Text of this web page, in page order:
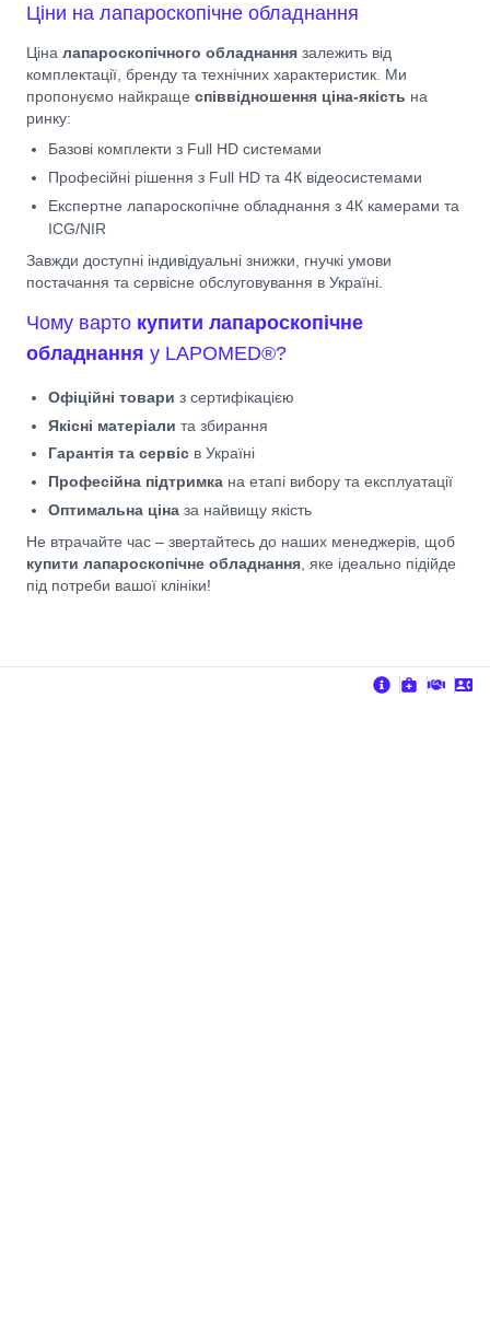
Ціни на лапароскопічне обладнання
Ціна лапароскопічного обладнання залежить від
комплектації, бренду та технічних характеристик. Ми
пропонуємо найкраще співвідношення ціна-якість на
ринку:
Базові комплекти з Full HD системами
Професійні рішення з Full HD та 4К відеосистемами
Експертне лапароскопічне обладнання з 4К камерами та
ICG/NIR
Завжди доступні індивідуальні знижки, гнучкі умови
постачання та сервісне обслуговування в Україні.
Чому варто купити лапароскопічне
обладнання у LAPOMED®?
Офіційні товари з сертифікацією
Якісні матеріали та збирання
Гарантія та сервіс в Україні
Професійна підтримка на етапі вибору та експлуатації
Оптимальна ціна за найвищу якість
Не втрачайте час – звертайтесь до наших менеджерів, щоб
купити лапароскопічне обладнання , яке ідеально підійде
під потреби вашої клініки!